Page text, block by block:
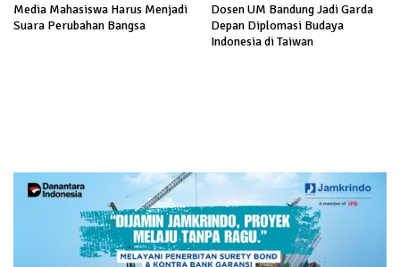
Media Mahasiswa Harus Menjadi
Suara Perubahan Bangsa
Dosen UM Bandung Jadi Garda
Depan Diplomasi Budaya
Indonesia di Taiwan